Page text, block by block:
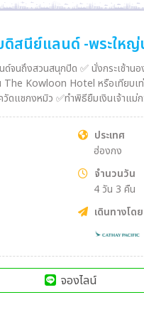
สนีย์แลนด์ -พระใหญ่
นถึงสวนสนุกปิด ✅ นั่งกระเช้าน
Kowloon Hotel หรือเทียบเ
ดแชกงหมิว ✅ทำพิธียืมเงินเจ้าแ
ตล์ฮ่องกงแท้+บุฟเฟ่ต์ชาบู
ประเทศ
ฮ่องกง
จำนวนวัน
4 วัน 3 คืน
เดินทางโดย
จองไลน์